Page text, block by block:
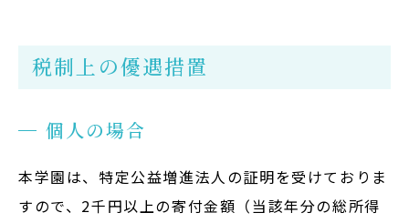
税制上の優遇措置
個人の場合
本学園は、特定公益増進法人の証明を受けておりま
すので、2千円以上の寄付金額（当該年分の総所得